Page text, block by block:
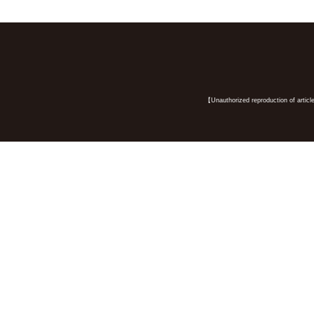
【Unauthorized reproduction of